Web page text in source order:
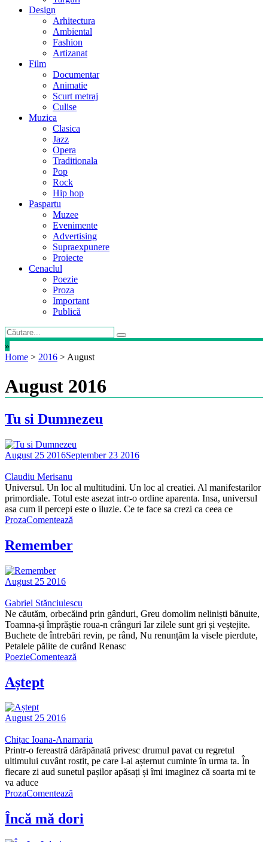
Design
Arhitectura
Ambiental
Fashion
Artizanat
Film
Documentar
Animatie
Scurt metraj
Culise
Muzica
Clasica
Jazz
Opera
Traditionala
Pop
Rock
Hip hop
Paspartu
Muzee
Evenimente
Advertising
Supraexpunere
Proiecte
Cenaclul
Poezie
Proza
Important
Publică
»
Home > 2016 > August
August 2016
Tu si Dumnezeu
August 25 2016September 23 2016
Claudiu Merisanu
Universul. Un loc al multitudini. Un loc al creatiei. Al manifestarilor
primordiale. Totul este asezat intr-o ordine aparenta. Insa, universul
asa cum il percepi este o iluzie. Ce te face sa crezi ca ceea ce
ProzaComentează
Remember
August 25 2016
Gabriel Stănciulescu
Ne căutăm, orbecăind prin gânduri, Greu domolim neliniști bănuite,
Toamna-și împrăștie roua-n crânguri Iar zilele sunt gri și veștejite.
Buchete de întrebări revin, pe rând, Nu renunțăm la visele pierdute,
Petalele pălite de curând Renasc
PoezieComentează
Aștept
August 25 2016
Chițac Ioana-Anamaria
Printr-o fereastră dărăpănată privesc drumul pavat cu regretul
ultimului cuvânt rostit, pe care l-ai așternut cuminte în urma ta. În
fiecare zi aud sunetul pașilor apăsați și îmi imaginez că soarta mi te
va aduce
ProzaComentează
Încă mă dori